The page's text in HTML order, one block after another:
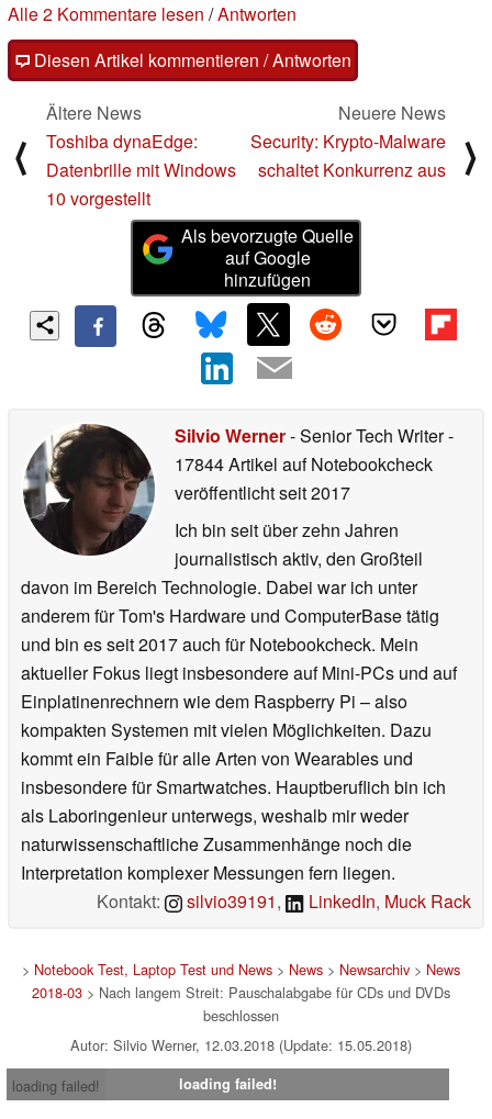
Alle 2 Kommentare lesen /Antworten
Diesen Artikel kommentieren / Antworten
⟨
Ältere News
Toshiba dynaEdge:
Datenbrille mit Windows
10 vorgestellt
Neuere News
Security: Krypto-Malware
schaltet Konkurrenz aus
⟩
Als bevorzugte Quelle
auf Google
hinzufügen
Silvio Werner- Senior Tech Writer-
17844 Artikel auf Notebookcheck
veröffentlichtseit 2017
Ich bin seit über zehn Jahren
journalistisch aktiv, den Großteil
davon im Bereich Technologie. Dabei war ich unter
anderem für Tom's Hardware und ComputerBase tätig
und bin es seit 2017 auch für Notebookcheck. Mein
aktueller Fokus liegt insbesondere auf Mini-PCs und auf
Einplatinenrechnern wie dem Raspberry Pi – also
kompakten Systemen mit vielen Möglichkeiten. Dazu
kommt ein Faible für alle Arten von Wearables und
insbesondere für Smartwatches. Hauptberuflich bin ich
als Laboringenieur unterwegs, weshalb mir weder
naturwissenschaftliche Zusammenhänge noch die
Interpretation komplexer Messungen fern liegen.
Kontakt:
silvio39191, LinkedIn, Muck Rack
> Notebook Test, Laptop Test und News> News> Newsarchiv> News
2018-03> Nach langem Streit: Pauschalabgabe für CDs und DVDs
beschlossen
Autor: Silvio Werner, 12.03.2018 (Update: 15.05.2018)
loading failed!
loading failed!